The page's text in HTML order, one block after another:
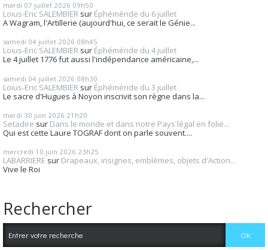
mardi 07 juillet 2026 09h50
Loius-Eric SALEMBIER sur Éphéméride du 6 juillet
A Wagram, l'Artillerie (aujourd'hui, ce serait le Génie...
samedi 04 juillet 2026 08h45
Loius-Eric SALEMBIER sur Éphéméride du 4 juillet
Le 4 juillet 1776 fut aussi l'indépendance américaine,...
samedi 04 juillet 2026 08h30
Loius-Eric SALEMBIER sur Éphéméride du 3 juillet
Le sacre d'Hugues à Noyon inscrivit son règne dans la...
mardi 30 juin 2026 21h20
Setadire sur Dans le monde et dans notre Pays légal en folie...
Qui est cette Laure TOGRAF dont on parle souvent....
mercredi 10 juin 2026 23h25
LABARRIERE sur Drapeaux, insignes, emblèmes, objets d'Action...
Vive le Roi
Rechercher